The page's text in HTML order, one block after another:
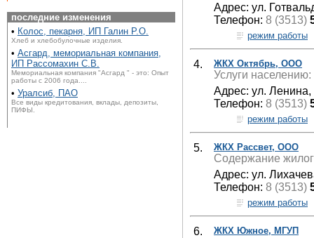
последние изменения
• Колос, пекарня, ИП Галин Р.О.
Хлеб и хлебобулочные изделия.
• Асгард, мемориальная компания,
ИП Рассомахин С.В.
Мемориальная компания "Асгард " - это: Опыт
работы с 2006 года....
• Уралсиб, ПАО
Все виды кредитования, вклады, депозиты,
ПИФЫ.
Адрес: ул.
Телефон: 8 (3513)
режим работы
4. ЖКХ Октябрь, ООО
Услуги населению:
Адрес: ул. Ленина,
Телефон: 8 (3513)
режим работы
5. ЖКХ Рассвет, ООО
Содержание
Адрес: ул.
Телефон: 8 (3513)
режим работы
6. ЖКХ Южное, МГУП